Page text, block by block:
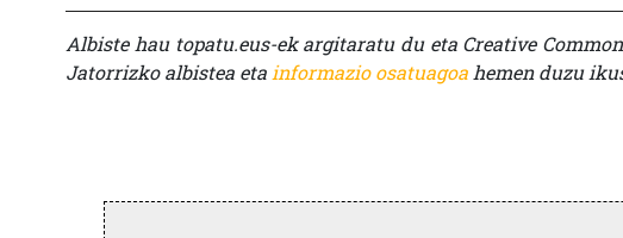
Albiste hau topatu.eus-ek argitaratu du eta Creative
Jatorrizko albistea eta informazio osatuagoa hemen duzu